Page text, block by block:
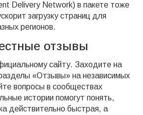
Delivery Network) в пакете тоже
загрузку страниц для
регионов.
отзывы
сайту. Заходите на
«Отзывы» на независимых
вопросы в сообществах
истории помогут понять,
действительно быстрая, а